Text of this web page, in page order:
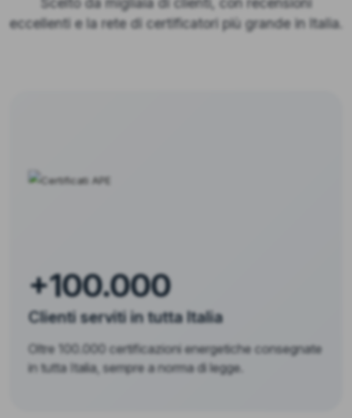
eccellenti e la rete di certificatori più grande in Italia.
+100.000
Clienti serviti in tutta Italia
Oltre 100.000 certificazioni energetiche consegnate
in tutta Italia, sempre a norma di legge.